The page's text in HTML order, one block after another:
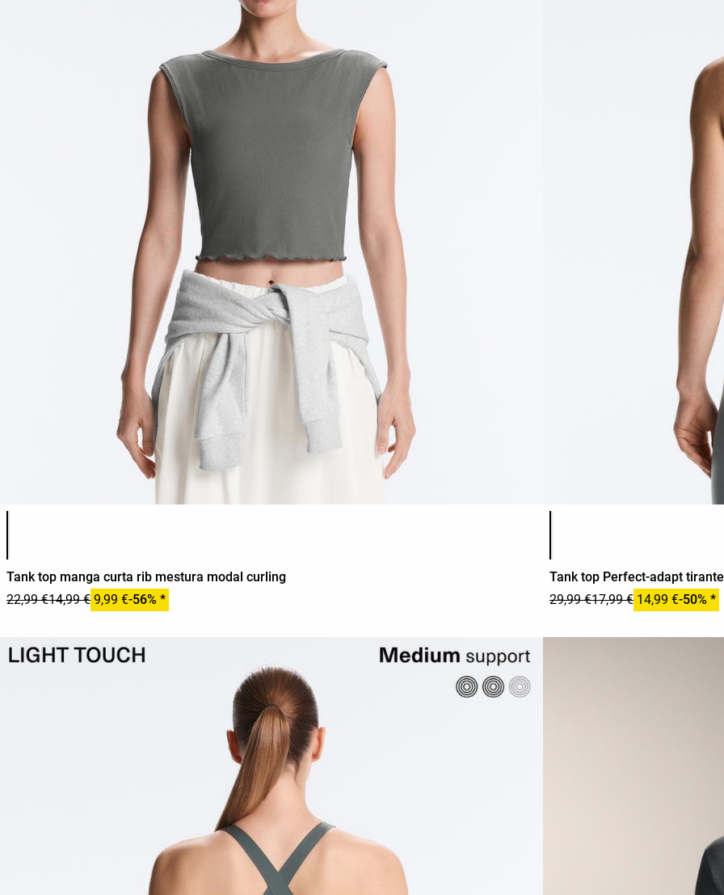
Tank top manga curta rib mestura modal curling
22,99 €14,99 € 9,99 €-56% *
Tank top Perfect-adapt
29,99 €17,99 € 14,99 €-50% *